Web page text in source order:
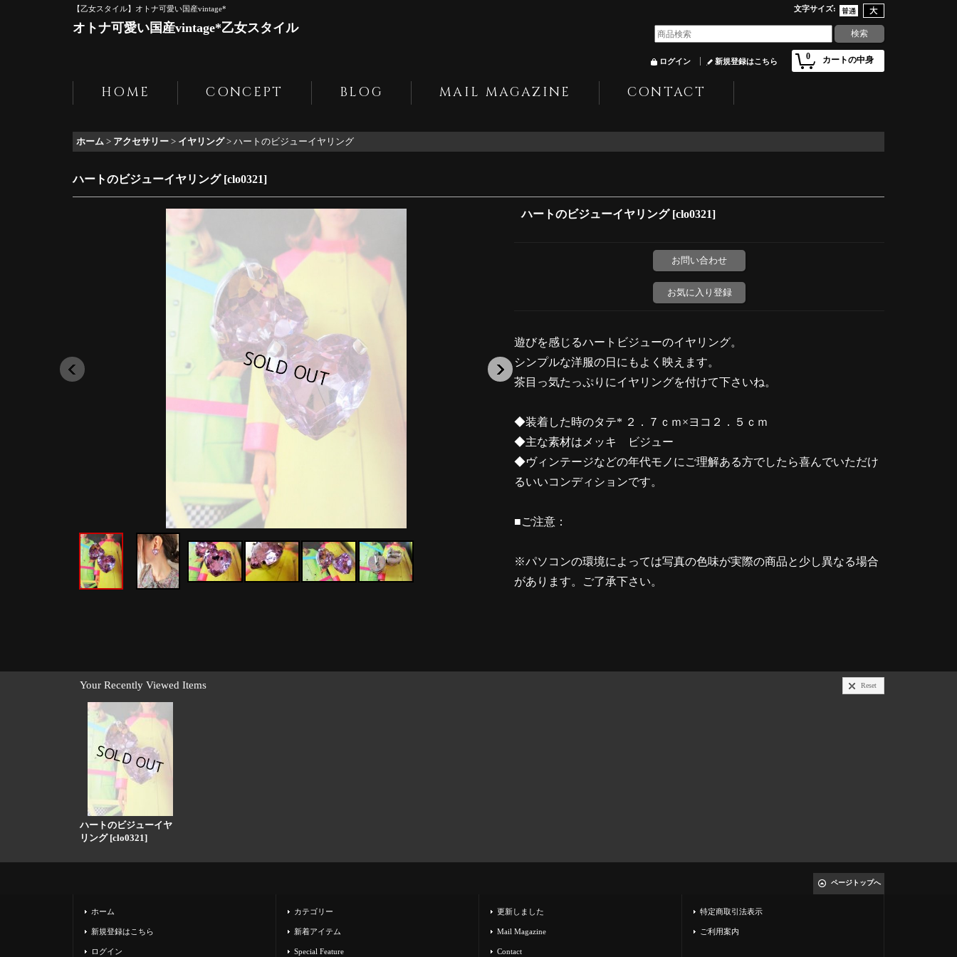
【乙女スタイル】オトナ可愛い国産vintage* 文字サイズ:
オトナ可愛い国産vintage*乙女スタイル
0 カートの中身
ログイン 新規登録はこちら
HOME CONCEPT BLOG MAIL MAGAZINE CONTACT
ホーム > アクセサリー > イヤリング > ハートのビジューイヤリング
ハートのビジューイヤリング [clo0321]
ハートのビジューイヤリング [clo0321]
お問い合わせ
お気に入り登録
遊びを感じるハートビジューのイヤリング。
シンプルな洋服の日にもよく映えます。
茶目っ気たっぷりにイヤリングを付けて下さいね。
◆装着した時のタテ* ２．７ｃｍ×ヨコ２．５ｃｍ
◆主な素材はメッキ ビジュー
◆ヴィンテージなどの年代モノにご理解ある方でしたら喜んでいただけ
るいいコンディションです。
■ご注意：
※パソコンの環境によっては写真の色味が実際の商品と少し異なる場合
があります。ご了承下さい。
Your Recently Viewed Items Reset
ハートのビジューイヤ
リング [clo0321]
ページトップへ
ホーム
新規登録はこちら
ログイン
カテゴリー
新着アイテム
Special Feature
更新しました
Mail Magazine
Contact
特定商取引法表示
ご利用案内